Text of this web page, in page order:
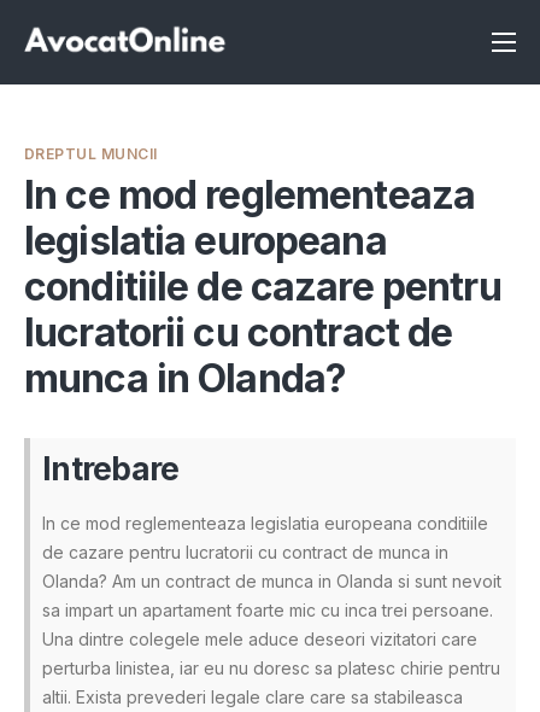
Înscrie-te ca avocat
Servicii
Despre noi
Programeaza consultanta
Intrebari
DREPTUL MUNCII
In ce mod reglementeaza
legislatia europeana
conditiile de cazare pentru
lucratorii cu contract de
munca in Olanda?
Intrebare
In ce mod reglementeaza legislatia europeana conditiile
de cazare pentru lucratorii cu contract de munca in
Olanda? Am un contract de munca in Olanda si sunt nevoit
sa impart un apartament foarte mic cu inca trei persoane.
Una dintre colegele mele aduce deseori vizitatori care
perturba linistea, iar eu nu doresc sa platesc chirie pentru
altii. Exista prevederi legale clare care sa stabileasca